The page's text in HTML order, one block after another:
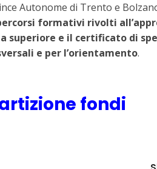
Autonome di Trento e
formativi rivolti
superiore e il certificato di
e per l’orientamento.
fondi